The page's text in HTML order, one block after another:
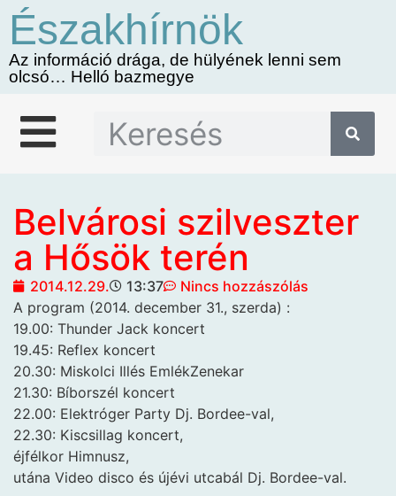
Északhírnök
Az információ drága, de hülyének lenni sem
olcsó… Helló bazmegye
Belvárosi szilveszter
a Hősök terén
2014.12.29. 13:37
Nincs hozzászólás
A program (2014. december 31., szerda) :
19.00: Thunder Jack koncert
19.45: Reflex koncert
20.30: Miskolci Illés EmlékZenekar
21.30: Bíborszél koncert
22.00: Elektróger Party Dj. Bordee-val,
22.30: Kiscsillag koncert,
éjfélkor Himnusz,
utána Video disco és újévi utcabál Dj. Bordee-val.